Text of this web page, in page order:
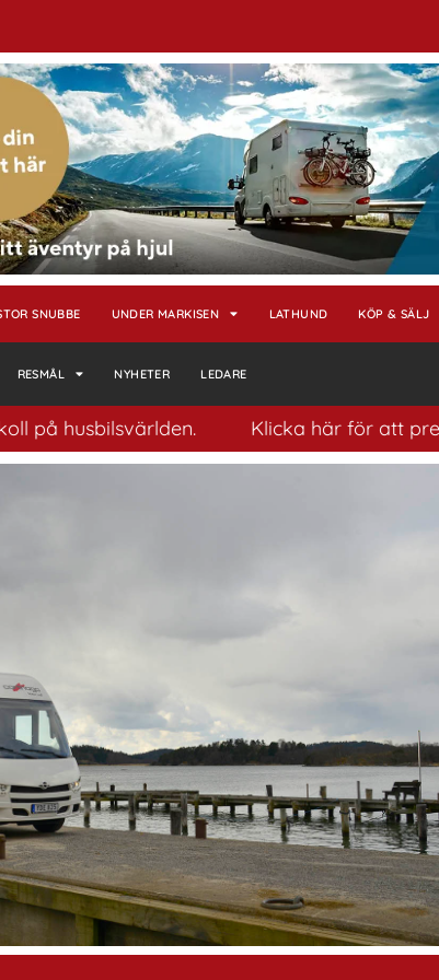
SNUBBE UNDER MARKISEN LATHUND KÖP & SÄLJ
RESMÅL NYHETER LEDARE
Klicka här för att prenumerera på